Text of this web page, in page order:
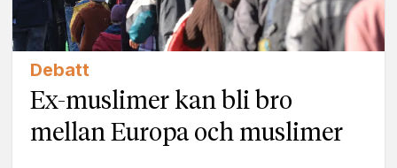
Debatt
Ex-muslimer kan bli bro
mellan Europa och muslimer